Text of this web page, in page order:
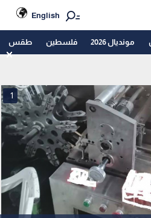
English
مونديال 2026 فلسطين طقس
1